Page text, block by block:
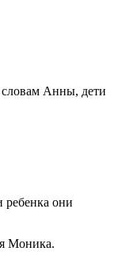
словам Анны, дети
ребенка они
Моника.